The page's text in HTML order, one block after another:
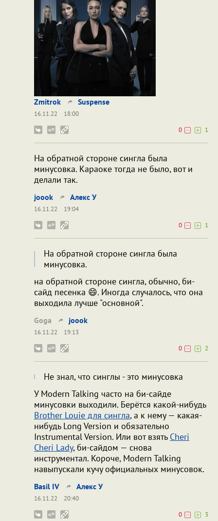
Zmitrok Suspense
16.11.22
18:00
0
1
На обратной стороне сингла была
минусовка. Караоке тогда не было, вот и
делали так.
joook Алекс У
16.11.22
19:04
0
1
На обратной стороне сингла была
минусовка.
на обратной стороне сингла, обычно, би-
сайд песенка 😄. Иногда случалось, что она
выходила лучше "основной".
Goga joook
16.11.22
19:13
0
2
Не знал, что синглы - это минусовка
У Modern Talking часто на би-сайде
минусовки выходили. Берётся какой-нибудь
Brother Louie для сингла, а к нему — какая-
нибудь Long Version и обязательно
Instrumental Version. Или вот взять Cheri
Cheri Lady, би-сайдом — снова
инструментал. Короче, Modern Talking
навыпускали кучу официальных минусовок.
Bаsil IV Алекс У
16.11.22
20:40
0
3